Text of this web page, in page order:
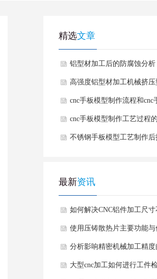
精选文章
铝型材加工后的防腐蚀分析
高强度铝型材加工机械挤压
有哪些优势
cnc手板模型制作流程和cnc
模型制作的好处
cnc手板模型制作工艺过程
个加工阶段
不锈钢手板模型工艺制作后
最新资讯
如何解决CNC铝件加工尺
定情况？
使用压铸散热片主要功能与
有哪些？
分析影响精密机械加工精度
键因素有哪些？
大型cnc加工如何进行工件检